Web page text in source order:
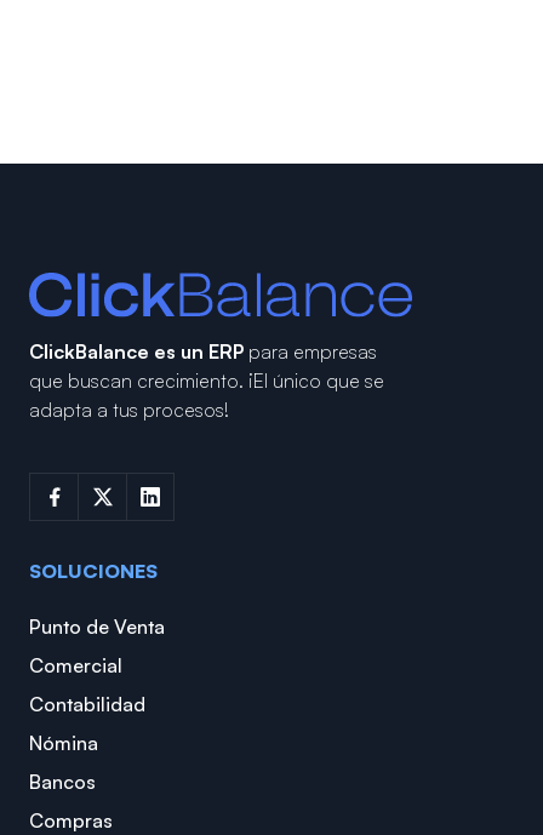
ClickBalance es un ERP para empresas
que buscan crecimiento. ¡El único que se
adapta a tus procesos!
SOLUCIONES
Punto de Venta
Comercial
Contabilidad
Nómina
Bancos
Compras